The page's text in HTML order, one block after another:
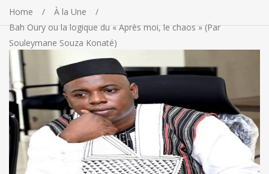
Home
À la Une
Bah Oury ou la logique du « Après moi, le chaos » (Par
Souleymane Souza Konaté)